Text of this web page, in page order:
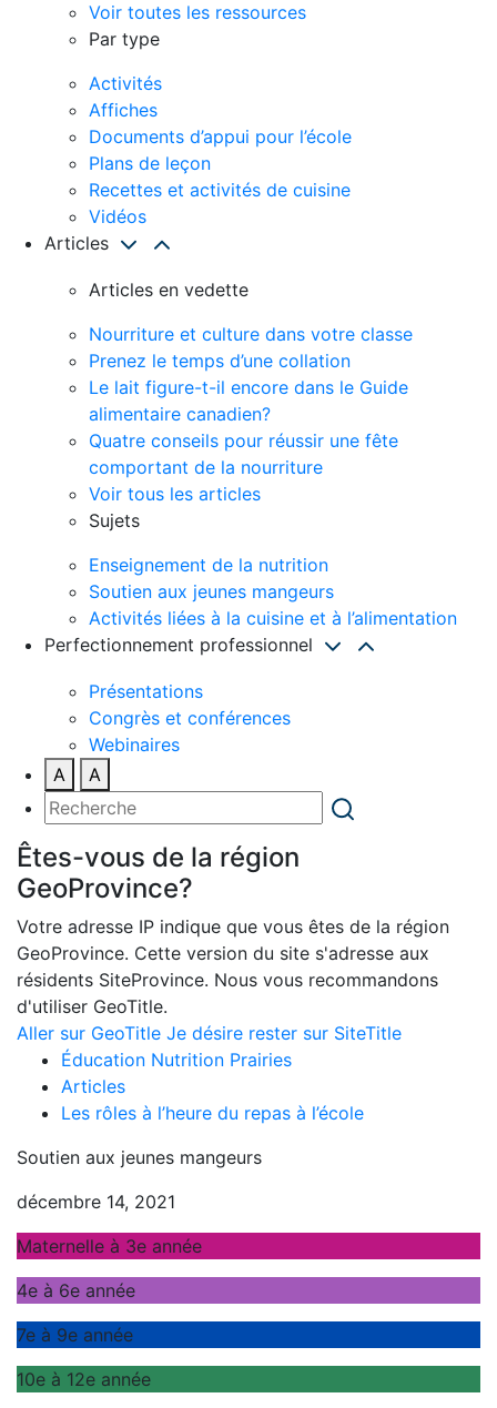
Voir toutes les ressources
Par type
Activités
Affiches
Documents d’appui pour l’école
Plans de leçon
Recettes et activités de cuisine
Vidéos
Articles
Articles en vedette
Nourriture et culture dans votre classe
Prenez le temps d’une collation
Le lait figure-t-il encore dans le Guide
alimentaire canadien?
Quatre conseils pour réussir une fête
comportant de la nourriture
Voir tous les articles
Sujets
Enseignement de la nutrition
Soutien aux jeunes mangeurs
Activités liées à la cuisine et à l’alimentation
Perfectionnement professionnel
Présentations
Congrès et conférences
Webinaires
A
A
Êtes-vous de la région
GeoProvince?
Votre adresse IP indique que vous êtes de la région
GeoProvince. Cette version du site s'adresse aux
résidents SiteProvince. Nous vous recommandons
d'utiliser GeoTitle.
Aller sur GeoTitle Je désire rester sur SiteTitle
Éducation Nutrition Prairies
Articles
Les rôles à l’heure du repas à l’école
Soutien aux jeunes mangeurs
décembre 14, 2021
Maternelle à 3e année
4e à 6e année
7e à 9e année
10e à 12e année